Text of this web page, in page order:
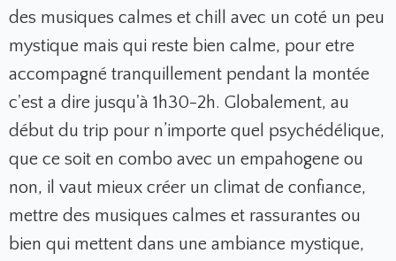
des musiques calmes et chill avec un coté un peu
mystique mais qui reste bien calme, pour etre
accompagné tranquillement pendant la montée
c'est a dire jusqu'à 1h30-2h. Globalement, au
début du trip pour n’importe quel psychédélique,
que ce soit en combo avec un empahogene ou
non, il vaut mieux créer un climat de confiance,
mettre des musiques calmes et rassurantes ou
bien qui mettent dans une ambiance mystique,